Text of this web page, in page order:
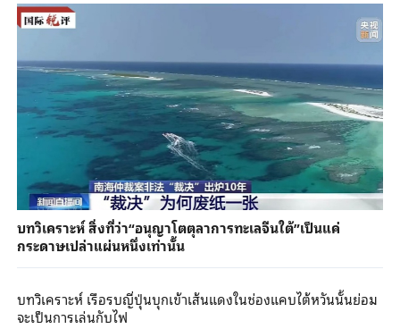
บทวิเคราะห์ สิ่งที่ว่า“อนุญาโตตุลาการทะเลจีนใต้”เป็นแค่
กระดาษเปล่าแผ่นหนึ่งเท่านั้น
บทวิเคราะห์ เรือรบญี่ปุ่นบุกเข้าเส้นแดงในช่องแคบไต้หวันนั้นย่อม
จะเป็นการเล่นกับไฟ